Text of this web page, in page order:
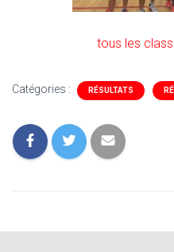
tous les
Catégories : RÉSULTATS